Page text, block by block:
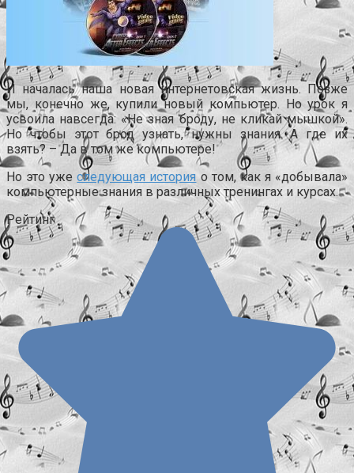
И началась наша новая интернетовская жизнь. Позже
мы, конечно же, купили новый компьютер. Но урок я
усвоила навсегда: «Не зная броду, не кликай мышкой».
Но чтобы этот брод узнать, нужны знания. А где их
взять? – Да в том же компьютере!
Но это ужеследующая история о том, как я «добывала»
компьютерные знания в различных тренингах и курсах.
Рейтинг